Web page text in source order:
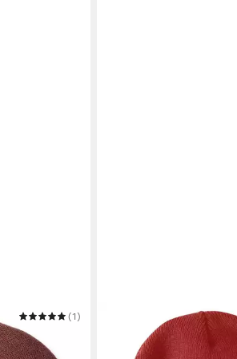
BlackLabel
(1)
Strickmütze TELLER HAT
ab 35,49 €